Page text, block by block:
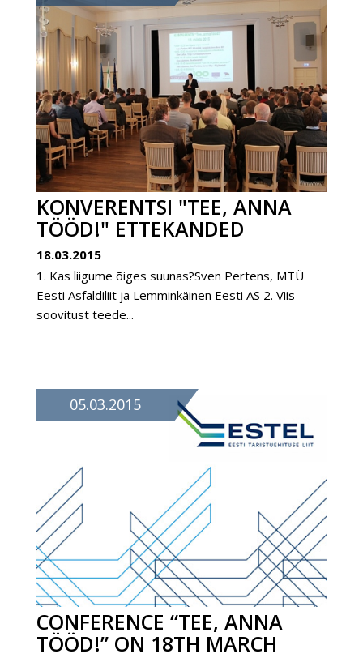
KONVERENTSI "TEE, ANNA
TÖÖD!" ETTEKANDED
18.03.2015
1. Kas liigume õiges suunas?Sven Pertens, MTÜ
Eesti Asfaldiliit ja Lemminkäinen Eesti AS 2. Viis
soovitust teede...
05.03.2015
CONFERENCE “TEE, ANNA
TÖÖD!” ON 18TH MARCH